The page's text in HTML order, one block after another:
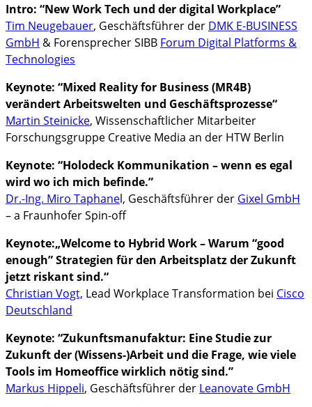
Intro: “New Work Tech und der digital Workplace”
Tim Neugebauer, Geschäftsführer der DMK E-BUSINESS
GmbH & Forensprecher SIBB Forum Digital Platforms &
Technologies
Keynote: “Mixed Reality for Business (MR4B)
verändert Arbeitswelten und Geschäftsprozesse“
Martin Steinicke, Wissenschaftlicher Mitarbeiter
Forschungsgruppe Creative Media an der HTW Berlin
Keynote: “Holodeck Kommunikation – wenn es egal
wird wo ich mich befinde.”
Dr.-Ing. Miro Taphanel, Geschäftsführer der Gixel GmbH
– a Fraunhofer Spin-off
Keynote:„Welcome to Hybrid Work – Warum “good
enough” Strategien für den Arbeitsplatz der Zukunft
jetzt riskant sind.“
Christian Vogt, Lead Workplace Transformation bei Cisco
Deutschland
Keynote: “Zukunftsmanufaktur: Eine Studie zur
Zukunft der (Wissens-)Arbeit und die Frage, wie viele
Tools im Homeoffice wirklich nötig sind.”
Markus Hippeli, Geschäftsführer der Leanovate GmbH